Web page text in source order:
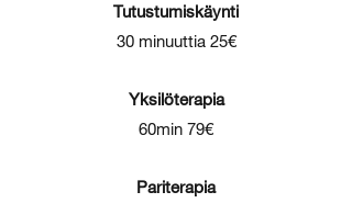
Tutustumiskäynti
30 minuuttia 25€
Yksilöterapia
60min 79€
Pariterapia